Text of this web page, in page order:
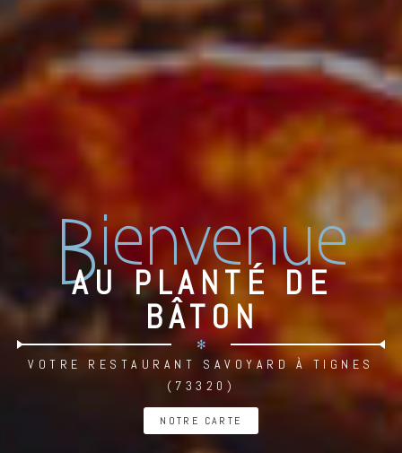
B
ienvenue
AU PLANTÉ DE
BÂTON
✻
VOTRE RESTAURANT SAVOYARD À TIGNES
(73320)
NOTRE CARTE